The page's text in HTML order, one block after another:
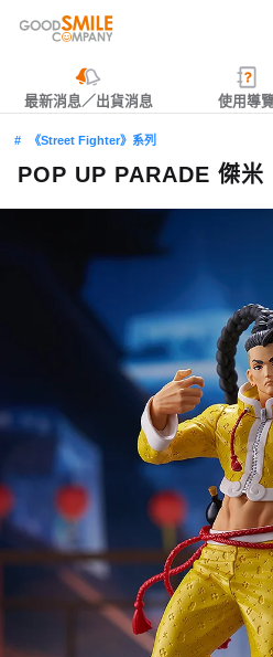
最新消息／出貨消息 使用導
《Street Fighter》系列
POP UP PARADE 傑米